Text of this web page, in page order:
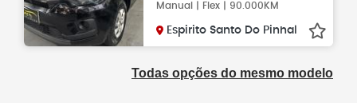
Manual | Flex | 90.000KM
Espirito Santo Do Pinhal
Todas opções do mesmo modelo